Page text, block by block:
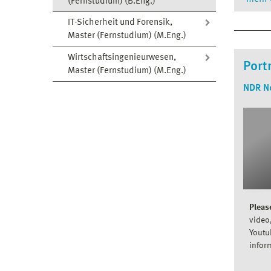
IT-Sicherheit und Forensik,
Master (Fernstudium) (M.Eng.)
Wirtschaftsingenieurwesen,
Master (Fernstudium) (M.Eng.)
Die
sind,
zu
Am
NDR